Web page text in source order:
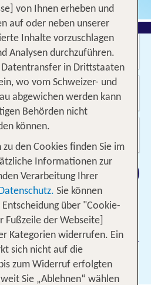
Beliebig
von Ihnen erheben und
auf oder neben unserer
Inhalte vorzuschlagen
Analysen durchzuführen.
Datentransfer in Drittstaaten
wo vom Schweizer- und
abgewichen werden kann
Behörden nicht
können.
den Cookies finden Sie im
Informationen zur
Verarbeitung Ihrer
Datenschutz. Sie können
über "Cookie-
Fußzeile der Webseite]
Kategorien widerrufen. Ein
sich nicht auf die
zum Widerruf erfolgten
Sie „Ablehnen“ wählen